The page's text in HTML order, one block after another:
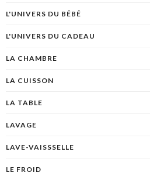
L'UNIVERS DU BÉBÉ
L'UNIVERS DU CADEAU
LA CHAMBRE
LA CUISSON
LA TABLE
LAVAGE
LAVE-VAISSSELLE
LE FROID